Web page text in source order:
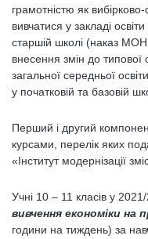
грамотністю як
вивчатися у закладі
старшій школі (наказ
внесення змін до типової
загальної середньої
у початковій та базовій
Перший і другий
курсами, перелік яких
«Інститут модернізації
Учні 10 – 11 класів у
вивчення економіки на
години на тиждень) за